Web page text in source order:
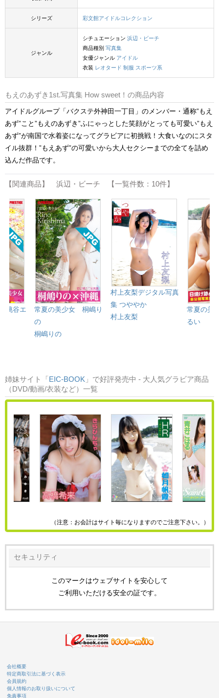
シリーズ 彩文館アイドルコレクション
ジャンル
シチュエーション 浜辺・ビーチ
商品種別 写真集
女優ジャンル アイドル
衣装 レオタード 制服 スポーツ系
もえのあずき1st.写真集 How sweet！の商品内容
アイドルグループ「バクステ外神田一丁目」のメンバー・通称”もえ
あず”こと”もえのあずき”ふにゃっとした笑顔がとっても可愛い”もえ
あず”が南国で水着姿になってグラビアに初挑戦！大食いなのにスタ
イル抜群！”もえあず”の可愛いから大人セクシーまでの全てを詰め
込んだ作品です。
【関連商品】 浜辺・ビーチ 【一覧件数：10件】
桃谷エ
常夏の美少女 桐嶋り
の
桐嶋りの
村上友梨デジタル写真
集 つややか
村上友梨
常夏の美
るい
姉妹サイト「 EIC-BOOK 」で好評発売中 - 大人気グラビア商品
（DVD/動画/衣装など）一覧
（注意：お会計はサイト毎になりますのでご注意下さい。）
セキュリティ
このマークはウェブサイトを安心して
ご利用いただける安全の証です。
会社概要
特定商取引法に基づく表示
会員規約
個人情報のお取り扱いについて
免責事項